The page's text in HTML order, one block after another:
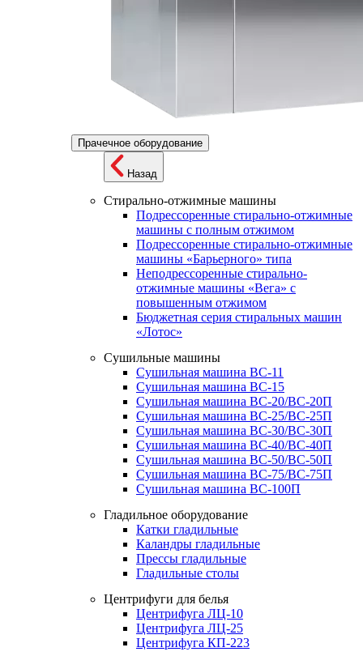
Прачечное оборудование
Назад
Стирально-отжимные машины
Подрессоренные стирально-отжимные
машины с полным отжимом
Подрессоренные стирально-отжимные
машины «Барьерного» типа
Неподрессоренные стирально-
отжимные машины «Вега» с
повышенным отжимом
Бюджетная серия стиральных машин
«Лотос»
Сушильные машины
Сушильная машина ВС-11
Сушильная машина ВС-15
Сушильная машина ВС-20/ВС-20П
Сушильная машина ВС-25/ВС-25П
Сушильная машина ВС-30/ВС-30П
Сушильная машина ВС-40/ВС-40П
Сушильная машина ВС-50/ВС-50П
Сушильная машина ВС-75/ВС-75П
Сушильная машина ВС-100П
Гладильное оборудование
Катки гладильные
Каландры гладильные
Прессы гладильные
Гладильные столы
Центрифуги для белья
Центрифуга ЛЦ-10
Центрифуга ЛЦ-25
Центрифуга КП-223